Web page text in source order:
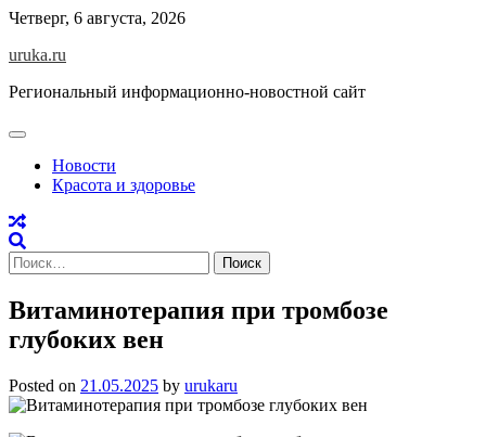
Skip
content
Четверг, 6 августа, 2026
uruka.ru
Региональный информационно-новостной сайт
Новости
Красота и здоровье
Найти:
Витаминотерапия при тромбозе
глубоких вен
Posted on 21.05.2025 by urukaru